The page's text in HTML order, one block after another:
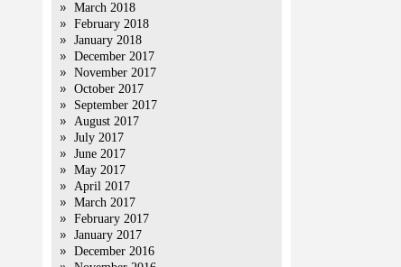
March 2018
February 2018
January 2018
December 2017
November 2017
October 2017
September 2017
August 2017
July 2017
June 2017
May 2017
April 2017
March 2017
February 2017
January 2017
December 2016